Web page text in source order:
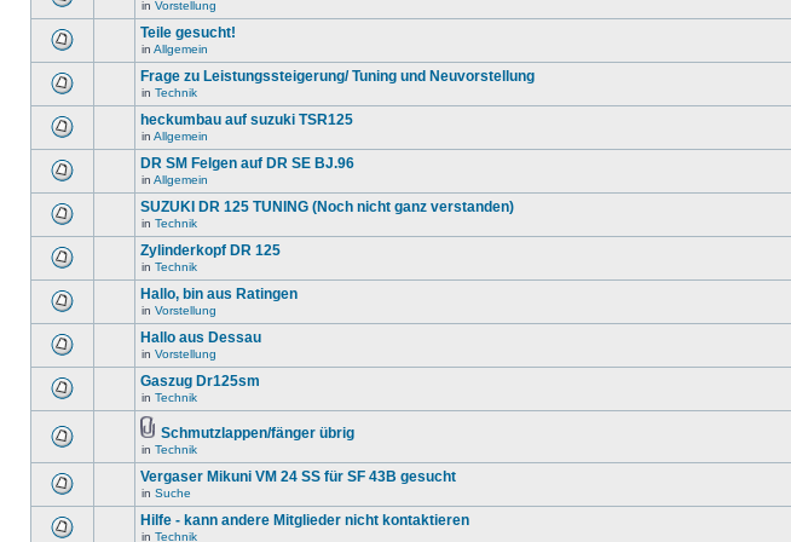
in Vorstellung
Teile gesucht!
in Allgemein
Frage zu Leistungssteigerung/ Tuning und Neuvorstellung
in Technik
heckumbau auf suzuki TSR125
in Allgemein
DR SM Felgen auf DR SE BJ.96
in Allgemein
SUZUKI DR 125 TUNING (Noch nicht ganz verstanden)
in Technik
Zylinderkopf DR 125
in Technik
Hallo, bin aus Ratingen
in Vorstellung
Hallo aus Dessau
in Vorstellung
Gaszug Dr125sm
in Technik
Schmutzlappen/fänger übrig
in Technik
Vergaser Mikuni VM 24 SS für SF 43B gesucht
in Suche
Hilfe - kann andere Mitglieder nicht kontaktieren
in Technik